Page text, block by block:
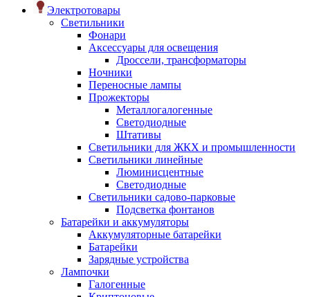
Электротовары
Светильники
Фонари
Аксессуары для освещения
Дроссели, трансформаторы
Ночники
Переносные лампы
Прожекторы
Металлогалогенные
Светодиодные
Штативы
Светильники для ЖКХ и промышленности
Светильники линейные
Люминисцентные
Светодиодные
Светильники садово-парковые
Подсветка фонтанов
Батарейки и аккумуляторы
Аккумуляторные батарейки
Батарейки
Зарядные устройства
Лампочки
Галогенные